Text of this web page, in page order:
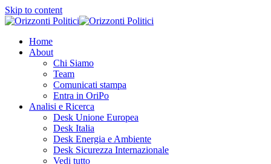
Skip to content
Home
About
Chi Siamo
Team
Comunicati stampa
Entra in OriPo
Analisi e Ricerca
Desk Unione Europea
Desk Italia
Desk Energia e Ambiente
Desk Sicurezza Internazionale
Vedi tutto